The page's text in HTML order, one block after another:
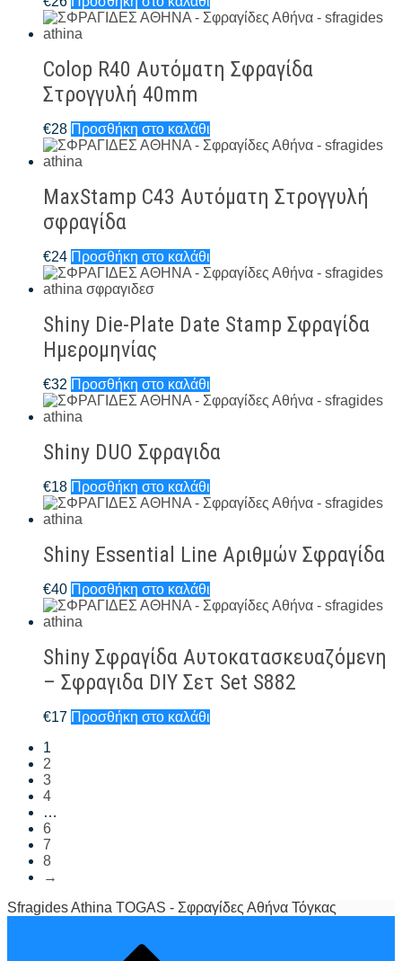
Colop R40 Αυτόματη Σφραγίδα
Στρογγυλή 40mm
€28 Προσθήκη στο καλάθι
MaxStamp C43 Αυτόματη Στρογγυλή
σφραγίδα
€24 Προσθήκη στο καλάθι
Shiny Die-Plate Date Stamp Σφραγίδα
Ημερομηνίας
€32 Προσθήκη στο καλάθι
Shiny DUO Σφραγιδα
€18 Προσθήκη στο καλάθι
Shiny Essential Line Αριθμών Σφραγίδα
€40 Προσθήκη στο καλάθι
Shiny Σφραγίδα Αυτοκατασκευαζόμενη
– Σφραγιδα DIY Σετ Set S882
€17 Προσθήκη στο καλάθι
1
2
3
4
…
6
7
8
→
Sfragides Athina TOGAS - Σφραγίδες Αθήνα Τόγκας